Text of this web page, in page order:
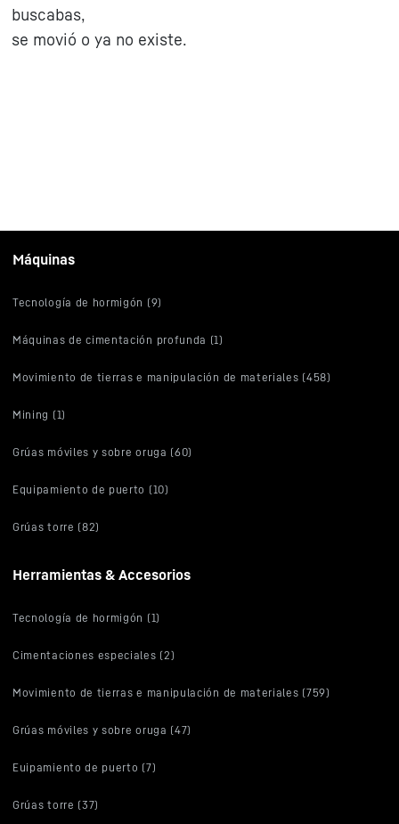
buscabas,
se movió o ya no existe.
Máquinas
Tecnología de hormigón (9)
Máquinas de cimentación profunda (1)
Movimiento de tierras e manipulación de materiales (458)
Mining (1)
Grúas móviles y sobre oruga (60)
Equipamiento de puerto (10)
Grúas torre (82)
Herramientas & Accesorios
Tecnología de hormigón (1)
Cimentaciones especiales (2)
Movimiento de tierras e manipulación de materiales (759)
Grúas móviles y sobre oruga (47)
Euipamiento de puerto (7)
Grúas torre (37)